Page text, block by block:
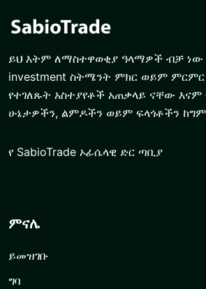
ይህ እትም ለማስተዋወቂያ ዓላማዎች ብቻ ነው
investment ስትሜንት ምክር ወይም ምርምር
የተገለጹት አስተያየቶች አጠቃላይ ናቸው እናም
ሁኔታዎችን, ልምዶችን ወይም ፍላጎቶችን
የ SabioTrade ኦፊሴላዊ ድር ጣቢያ
ምናሌ
ይመዝገቡ
ግባ